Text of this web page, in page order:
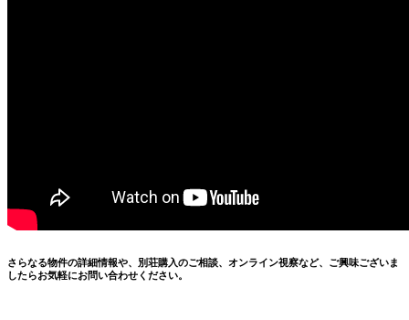
さらなる物件の詳細情報や、別荘購入のご相談、オンライン視察など、ご興味ございま
したらお気軽にお問い合わせください。